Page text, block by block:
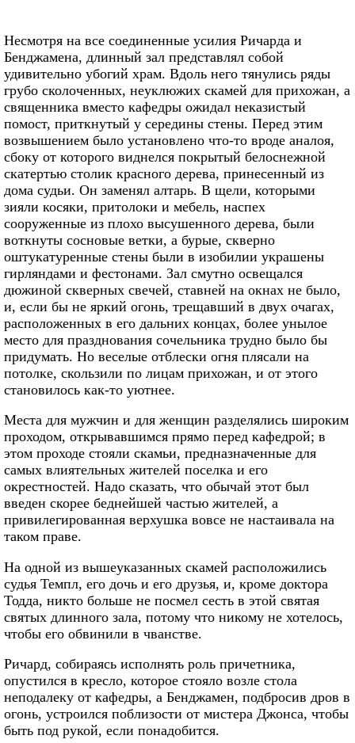
Несмотря на все соединенные усилия Ричарда и
Бенджамена, длинный зал представлял собой
удивительно убогий храм. Вдоль него тянулись ряды
грубо сколоченных, неуклюжих скамей для прихожан, а
священника вместо кафедры ожидал неказистый
помост, приткнутый у середины стены. Перед этим
возвышением было установлено что-то вроде аналоя,
сбоку от которого виднелся покрытый белоснежной
скатертью столик красного дерева, принесенный из
дома судьи. Он заменял алтарь. В щели, которыми
зияли косяки, притолоки и мебель, наспех
сооруженные из плохо высушенного дерева, были
воткнуты сосновые ветки, а бурые, скверно
оштукатуренные стены были в изобилии украшены
гирляндами и фестонами. Зал смутно освещался
дюжиной скверных свечей, ставней на окнах не было,
и, если бы не яркий огонь, трещавший в двух очагах,
расположенных в его дальних концах, более унылое
место для празднования сочельника трудно было бы
придумать. Но веселые отблески огня плясали на
потолке, скользили по лицам прихожан, и от этого
становилось как-то уютнее.
Места для мужчин и для женщин разделялись широким
проходом, открывавшимся прямо перед кафедрой; в
этом проходе стояли скамьи, предназначенные для
самых влиятельных жителей поселка и его
окрестностей. Надо сказать, что обычай этот был
введен скорее беднейшей частью жителей, а
привилегированная верхушка вовсе не настаивала на
таком праве.
На одной из вышеуказанных скамей расположились
судья Темпл, его дочь и его друзья, и, кроме доктора
Тодда, никто больше не посмел сесть в этой святая
святых длинного зала, потому что никому не хотелось,
чтобы его обвинили в чванстве.
Ричард, собираясь исполнять роль причетника,
опустился в кресло, которое стояло возле стола
неподалеку от кафедры, а Бенджамен, подбросив дров в
огонь, устроился поблизости от мистера Джонса, чтобы
быть под рукой, если понадобится.